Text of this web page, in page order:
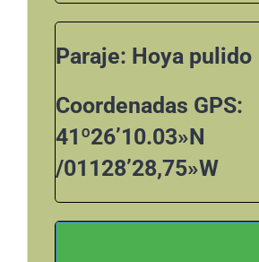
Paraje: Hoya pulido
Coordenadas GPS:
41º26’10.03»N
/01128’28,75»W